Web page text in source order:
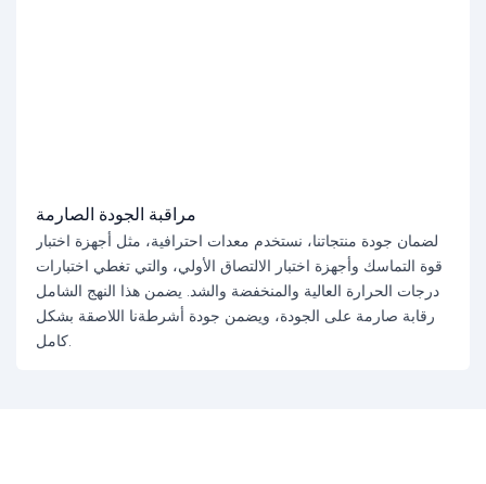
مراقبة الجودة الصارمة
لضمان جودة منتجاتنا، نستخدم معدات احترافية، مثل أجهزة اختبار
قوة التماسك وأجهزة اختبار الالتصاق الأولي، والتي تغطي اختبارات
درجات الحرارة العالية والمنخفضة والشد. يضمن هذا النهج الشامل
رقابة صارمة على الجودة، ويضمن جودة أشرطةنا اللاصقة بشكل
كامل.